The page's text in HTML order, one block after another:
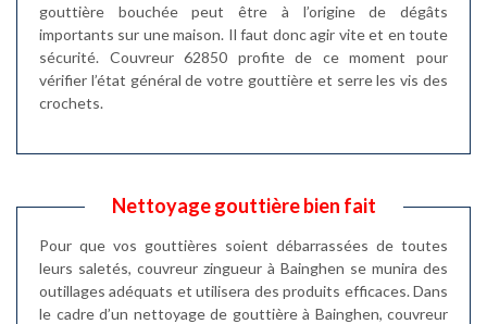
gouttière bouchée peut être à l’origine de dégâts
importants sur une maison. Il faut donc agir vite et en toute
sécurité. Couvreur 62850 profite de ce moment pour
vérifier l’état général de votre gouttière et serre les vis des
crochets.
Nettoyage gouttière bien fait
Pour que vos gouttières soient débarrassées de toutes
leurs saletés, couvreur zingueur à Bainghen se munira des
outillages adéquats et utilisera des produits efficaces. Dans
le cadre d’un nettoyage de gouttière à Bainghen, couvreur